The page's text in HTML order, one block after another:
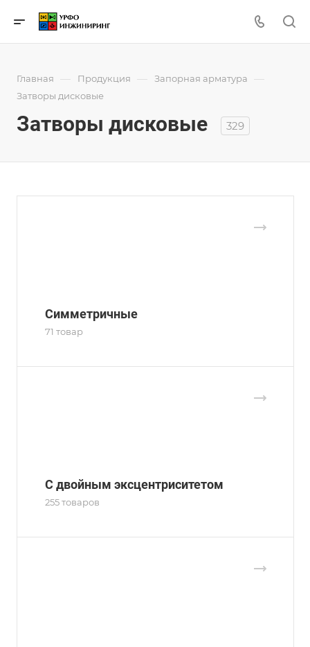
Главная — Продукция — Запорная арматура —
Затворы дисковые
Затворы дисковые 329
Симметричные
71 товар
С двойным эксцентриситетом
255 товаров